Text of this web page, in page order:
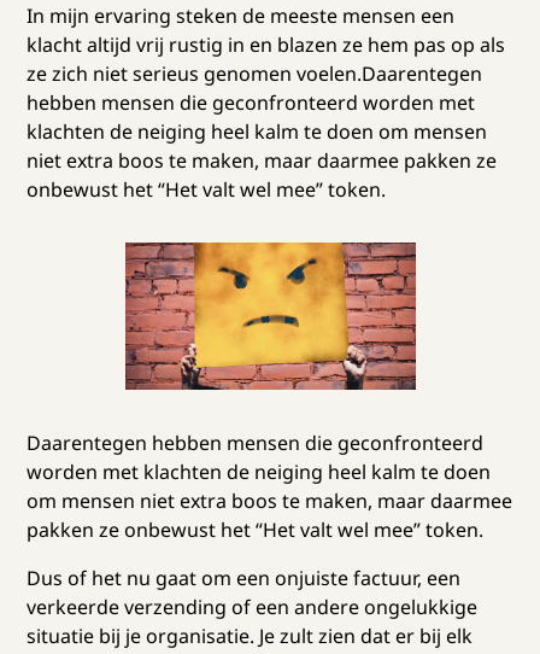
In mijn ervaring steken de meeste mensen een
klacht altijd vrij rustig in en blazen ze hem pas op als
ze zich niet serieus genomen voelen.Daarentegen
hebben mensen die geconfronteerd worden met
klachten de neiging heel kalm te doen om mensen
niet extra boos te maken, maar daarmee pakken ze
onbewust het “Het valt wel mee” token.
Daarentegen hebben mensen die geconfronteerd
worden met klachten de neiging heel kalm te doen
om mensen niet extra boos te maken, maar daarmee
pakken ze onbewust het “Het valt wel mee” token.
Dus of het nu gaat om een onjuiste factuur, een
verkeerde verzending of een andere ongelukkige
situatie bij je organisatie. Je zult zien dat er bij elk